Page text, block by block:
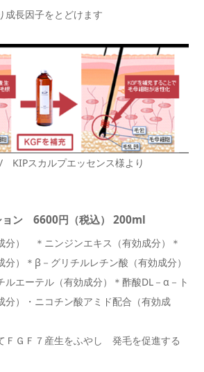
長因子をとどけます
スカルプエッセンス様より
ョン 6600円（税込） 200ml
分） ＊ニンジンエキス（有効成分）＊
）＊β－グリチルレチン酸（有効成分）
ルエーテル（有効成分）＊酢酸DL－α－ト
分）・ニコチン酸アミド配合（有効成
ＦＧＦ７産生をふやし 発毛を促進する